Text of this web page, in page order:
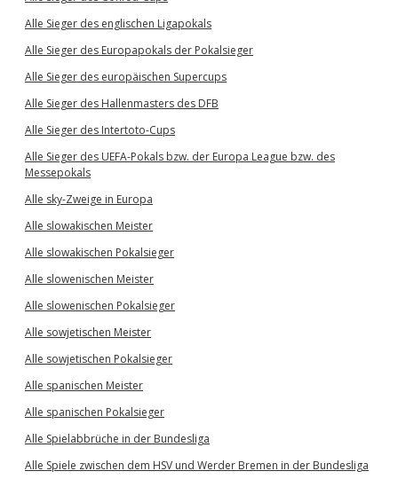
Alle Sieger des englischen Ligapokals
Alle Sieger des Europapokals der Pokalsieger
Alle Sieger des europäischen Supercups
Alle Sieger des Hallenmasters des DFB
Alle Sieger des Intertoto-Cups
Alle Sieger des UEFA-Pokals bzw. der Europa League bzw. des
Messepokals
Alle sky-Zweige in Europa
Alle slowakischen Meister
Alle slowakischen Pokalsieger
Alle slowenischen Meister
Alle slowenischen Pokalsieger
Alle sowjetischen Meister
Alle sowjetischen Pokalsieger
Alle spanischen Meister
Alle spanischen Pokalsieger
Alle Spielabbrüche in der Bundesliga
Alle Spiele zwischen dem HSV und Werder Bremen in der Bundesliga